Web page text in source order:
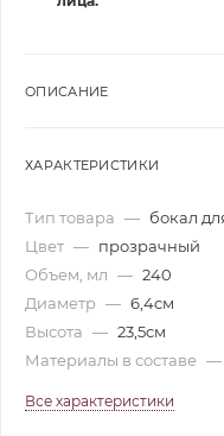
ОПИСАНИЕ
ХАРАКТЕРИСТИКИ
Тип товара — бокал
Цвет — прозрачный
Объем, мл — 240
Диаметр — 6,4см
Высота — 23,5см
Материалы в составе —
Все характеристики